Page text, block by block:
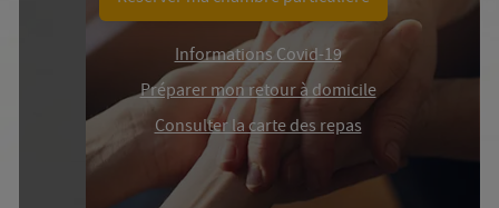
Informations Covid-19
Préparer mon retour à domicile
Consulter la carte des repas